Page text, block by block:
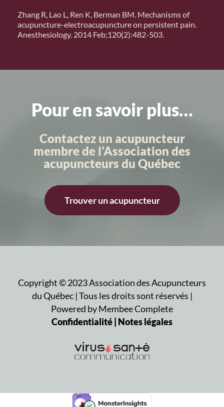
Zhang R, Lao L, Ren K, Berman BM. Mechanisms of
acupuncture-electroacupuncture on persistent pain.
Anesthesiology. 2014 Feb;120(2):482-503.
Pour en savoir plus…
Contactez un acupuncteur
membre de l’Association des
acupuncteurs du Québec
Trouver un acupuncteur
Copyright ©2023Association des Acupuncteurs
du Québec | Tous les droits sont réservés |
Powered by Membee Complete
Confidentialité | Notes légales